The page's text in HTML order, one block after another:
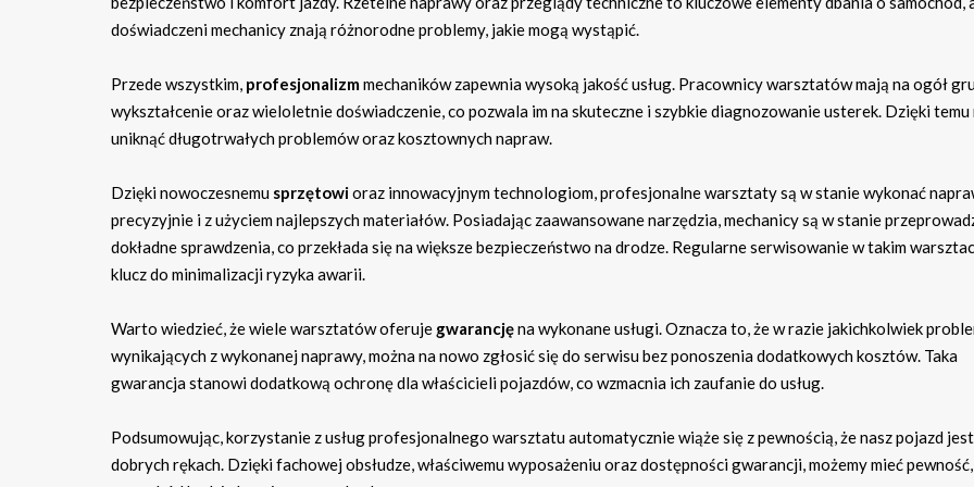
doświadczeni mechanicy znają różnorodne problemy, jakie mogą wystąpić.
Przede wszystkim, profesjonalizmmechaników zapewnia wysoką jakość usług. Pracownicy warsztatów mają na ogół
wykształcenie oraz wieloletnie doświadczenie, co pozwala im na skuteczne i szybkie diagnozowanie usterek. Dzięki temu
uniknąć długotrwałych problemów oraz kosztownych napraw.
Dzięki nowoczesnemu sprzętowioraz innowacyjnym technologiom, profesjonalne warsztaty są w stanie wykonać
precyzyjnie i z użyciem najlepszych materiałów. Posiadając zaawansowane narzędzia, mechanicy są w stanie
dokładne sprawdzenia, co przekłada się na większe bezpieczeństwo na drodze. Regularne serwisowanie w takim
klucz do minimalizacji ryzyka awarii.
Warto wiedzieć, że wiele warsztatów oferuje gwarancjęna wykonane usługi. Oznacza to, że w razie jakichkolwiek
wynikających z wykonanej naprawy, można na nowo zgłosić się do serwisu bez ponoszenia dodatkowych kosztów. Taka
gwarancja stanowi dodatkową ochronę dla właścicieli pojazdów, co wzmacnia ich zaufanie do usług.
Podsumowując, korzystanie z usług profesjonalnego warsztatu automatycznie wiąże się z pewnością, że nasz pojazd
dobrych rękach. Dzięki fachowej obsłudze, właściwemu wyposażeniu oraz dostępności gwarancji, możemy mieć